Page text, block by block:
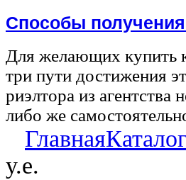
Способы получения
Для желающих купить
три пути достижения
риэлтора из агентства
либо же
ГлавнаяКаталог
у.е.